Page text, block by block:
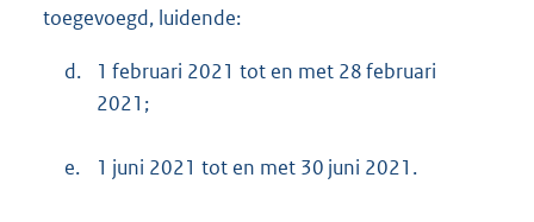
toegevoegd, luidende:
d.
1 februari 2021 tot en met 28 februari
2021;
e. 1 juni 2021 tot en met 30 juni 2021.